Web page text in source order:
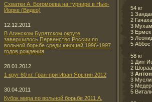
Схватки А. Богомоева на турнире в Нью-
Йорке (Видео)
12.12.2011
В Агинском Бурятском округе
завершилось Первенство России по
вольной борьбе среди юношей 1996-1997
годов рождения
28.01.2012
1 круг 60 кг. Гран-при Иван Ярыгин 2012
30.04.2011
Кубок мира по вольной борьбе 2011 А.
54 кг
1
2
3
3 Ермек
5
5
58 кг
1 Дин-
2
3
3
5
5